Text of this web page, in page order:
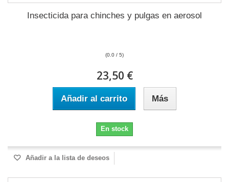
Insecticida para chinches y pulgas en aerosol
(0.0 / 5)
23,50 €
Añadir al carrito Más
En stock
Añadir a la lista de deseos